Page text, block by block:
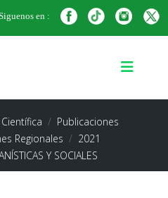
en :
Publicaciones
Regionales
2021
Y SOCIALES